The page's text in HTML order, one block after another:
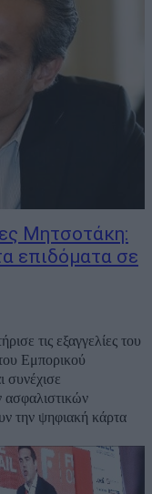
Μητσοτάκη:
επιδόματα σε
τις εξαγγελίες του
Εμπορικού
ασφαλιστικών
την ψηφιακή κάρτα